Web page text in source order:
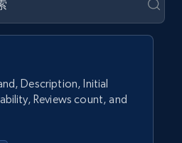
Description, Initial
Reviews count, and